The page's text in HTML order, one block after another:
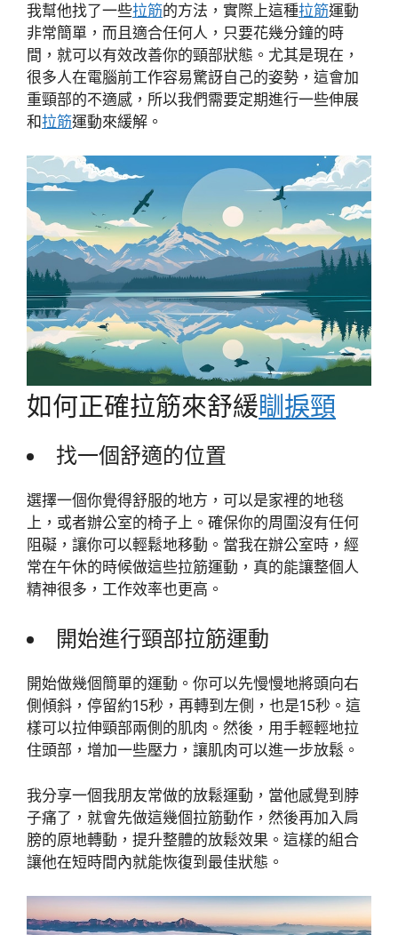
我幫他找了一些拉筋的方法，實際上這種拉筋運動
非常簡單，而且適合任何人，只要花幾分鐘的時
間，就可以有效改善你的頸部狀態。尤其是現在，
很多人在電腦前工作容易驚訝自己的姿勢，這會加
重頸部的不適感，所以我們需要定期進行一些伸展
和拉筋運動來緩解。
如何正確拉筋來舒緩瞓捩頸
找一個舒適的位置
選擇一個你覺得舒服的地方，可以是家裡的地毯
上，或者辦公室的椅子上。確保你的周圍沒有任何
阻礙，讓你可以輕鬆地移動。當我在辦公室時，經
常在午休的時候做這些拉筋運動，真的能讓整個人
精神很多，工作效率也更高。
開始進行頸部拉筋運動
開始做幾個簡單的運動。你可以先慢慢地將頭向右
側傾斜，停留約15秒，再轉到左側，也是15秒。這
樣可以拉伸頸部兩側的肌肉。然後，用手輕輕地拉
住頭部，增加一些壓力，讓肌肉可以進一步放鬆。
我分享一個我朋友常做的放鬆運動，當他感覺到脖
子痛了，就會先做這幾個拉筋動作，然後再加入肩
膀的原地轉動，提升整體的放鬆效果。這樣的組合
讓他在短時間內就能恢復到最佳狀態。